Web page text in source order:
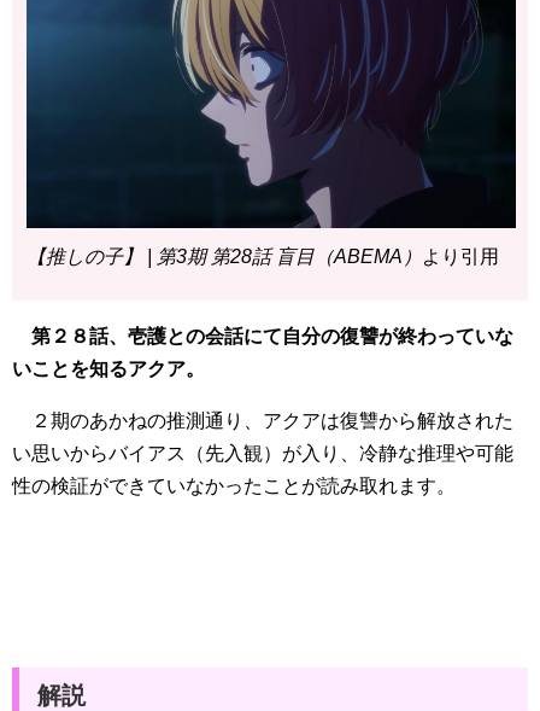
【推しの子】 | 第3期 第28話 盲目（ABEMA） より引用
第２８話、壱護との会話にて自分の復讐が終わっていな
いことを知るアクア。
２期のあかねの推測通り、アクアは復讐から解放された
い思いからバイアス（先入観）が入り、冷静な推理や可能
性の検証ができていなかったことが読み取れます。
解説